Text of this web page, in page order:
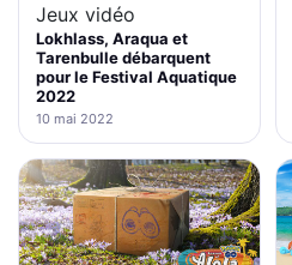
Jeux vidéo
Lokhlass, Araqua et
Tarenbulle débarquent
pour le Festival Aquatique
2022
10 mai 2022